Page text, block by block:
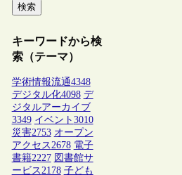
検索
キーワードから検
索（テーマ）
学術情報流通4348
デジタル化4098 デ
ジタルアーカイブ
3349 イベント 3010
災害2753 オープン
アクセス2678 電子
書籍2227 図書館サ
ービス2178 子ども